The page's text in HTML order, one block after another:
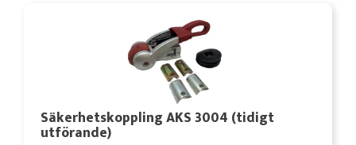
Säkerhetskoppling AKS 3004 (tidigt
utförande)